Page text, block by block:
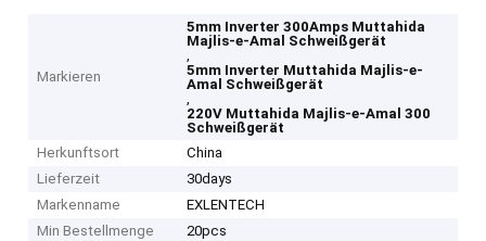
Markieren
5mm Inverter 300Amps Muttahida
Majlis-e-Amal Schweißgerät
,
5mm Inverter Muttahida Majlis-e-
Amal Schweißgerät
,
220V Muttahida Majlis-e-Amal 300
Schweißgerät
Herkunftsort
China
Lieferzeit
30days
Markenname
EXLENTECH
Min Bestellmenge
20pcs